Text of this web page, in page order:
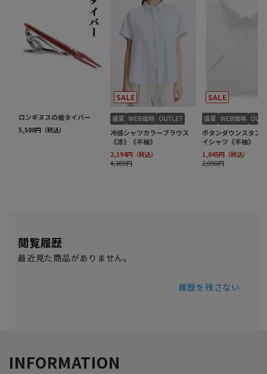
閲覧履歴
最近見た商品がありません。
履歴を残さない
INFORMATION